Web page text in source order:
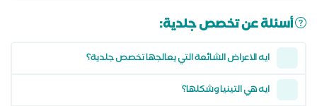
أسئلة عن تخصص جلدية:
ايه الاعراض الشائعة التي يعالجها تخصص جلدية؟
ايه هي التينيا وشكلها؟